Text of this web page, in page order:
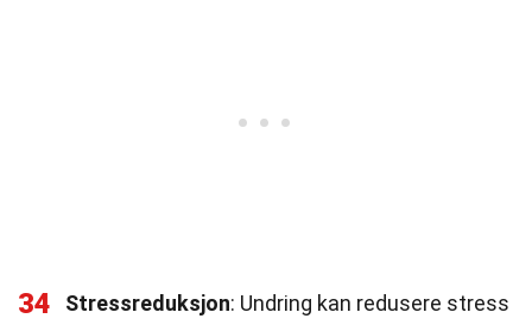
34 Stressreduksjon: Undring kan redusere stress